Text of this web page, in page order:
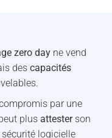
zero dayne vend
des capacités
par une
plus attesterson
logicielle